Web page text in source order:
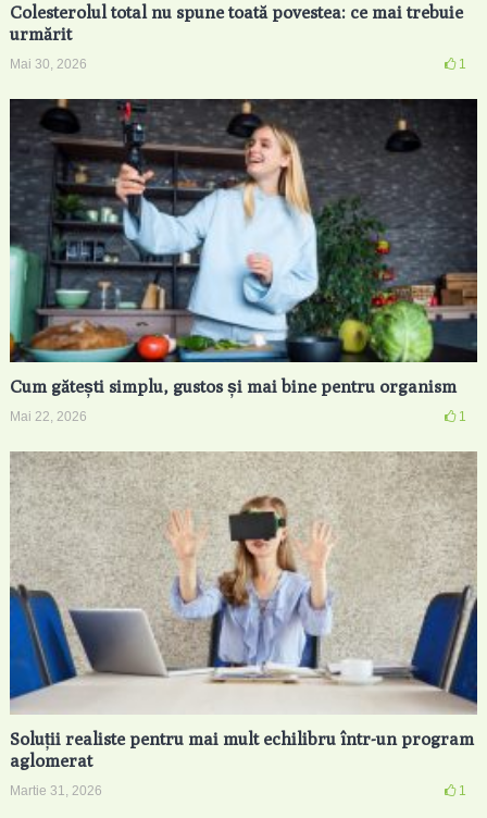
Colesterolul total nu spune toată povestea: ce mai trebuie
urmărit
Mai 30, 2026 1
Cum gătești simplu, gustos și mai bine pentru organism
Mai 22, 2026 1
Soluții realiste pentru mai mult echilibru într-un program
aglomerat
Martie 31, 2026 1